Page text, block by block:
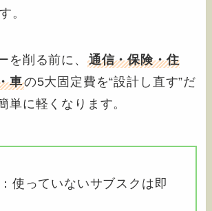
。
を削る前に、 通信・保険・住
車の5大固定費を“設計し直す”だ
単に軽くなります。
：使っていないサブスクは即